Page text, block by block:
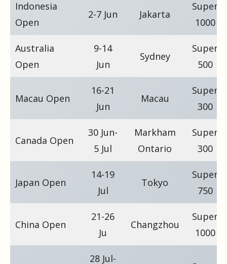
Indonesia
Open
2-7 Jun Jakarta
Super
1000
Australia
Open
9-14
Jun
Sydney
Super
500
Macau Open
16-21
Jun
Macau
Super
300
Canada Open
30 Jun-
5 Jul
Markham
Ontario
Super
300
Japan Open
14-19
Jul
Tokyo
Super
750
China Open
21-26
Ju
Changzhou
Super
1000
28 Jul-